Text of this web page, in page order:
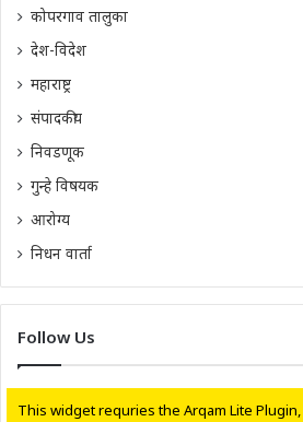
कोपरगाव तालुका
देश-विदेश
महाराष्ट्र
संपादकीय
निवडणूक
गुन्हे विषयक
आरोग्य
निधन वार्ता
Follow Us
This widget requries the Arqam Lite